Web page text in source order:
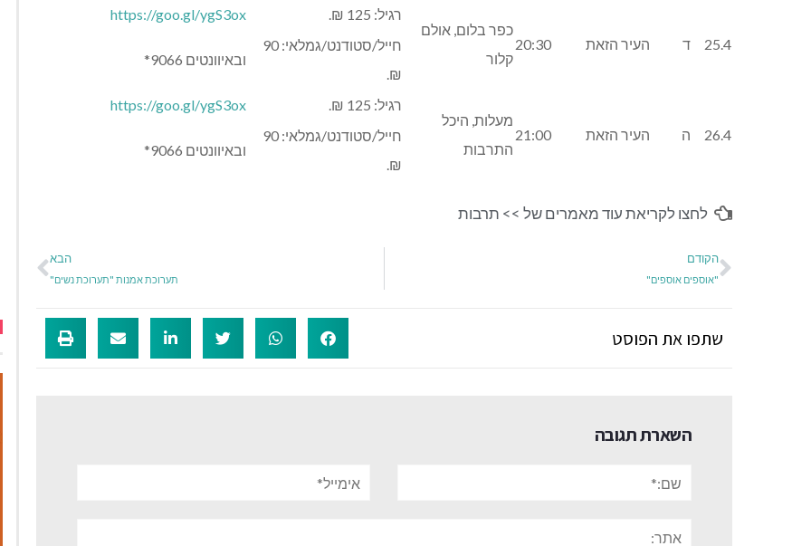
25.4 ד העיר הזאת 20:30
כפר בלום, אולם
קלור
רגיל: 125 ₪.
https://goo.gl/ygS3ox
חייל/סטודנט/גמלאי: 90
₪.
ובאיוונטים 9066*
26.4 ה העיר הזאת 21:00
מעלות, היכל
התרבות
רגיל: 125 ₪.
https://goo.gl/ygS3ox
חייל/סטודנט/גמלאי: 90
₪.
ובאיוונטים 9066*
לחצו לקריאת עוד מאמרים של >> תרבות
הקודם
"אוספים אוספים"
הבא
תערוכת אמנות "תערוכת נשים"
שתפו את הפוסט
השארת תגובה